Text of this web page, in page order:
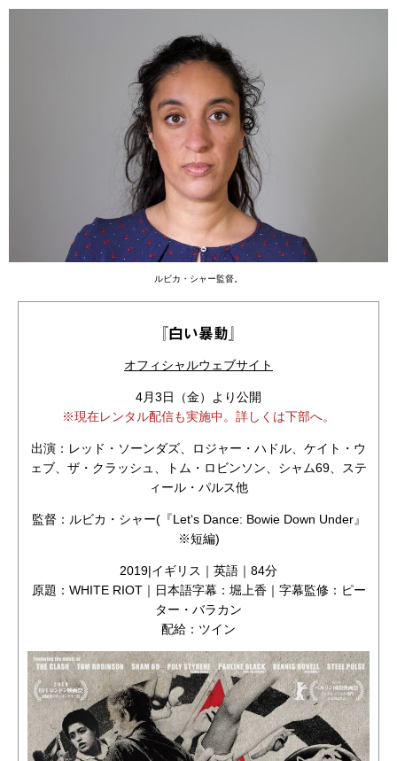
ルビカ・シャー監督。
『白い暴動』
オフィシャルウェブサイト
4月3日（金）より公開
※現在レンタル配信も実施中。詳しくは下部へ。
出演：レッド・ソーンダズ、ロジャー・ハドル、ケイト・ウ
ェブ、ザ・クラッシュ、トム・ロビンソン、シャム69、ステ
ィール・パルス他
監督：ルビカ・シャー(『Let‘s Dance: Bowie Down Under』
※短編)
2019|イギリス｜英語｜84分
原題：WHITE RIOT｜日本語字幕：堀上香｜字幕監修：ピー
ター・バラカン
配給：ツイン